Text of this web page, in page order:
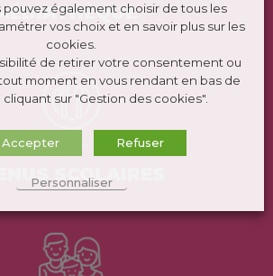
SCOLAIRES
pouvez également choisir de tous les
vos choix et en savoir plus sur les
cookies.
de retirer votre consentement ou
moment en vous rendant en bas de
sur "Gestion des cookies".
Accepter Refuser
Personnaliser